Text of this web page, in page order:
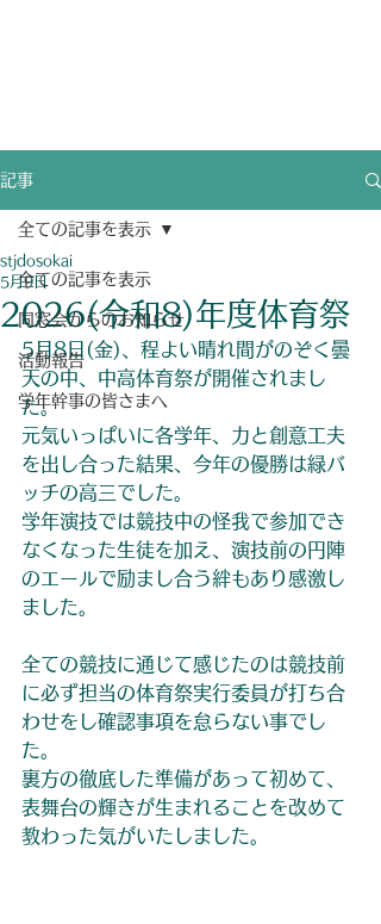
記事
全ての記事を表示
同窓会からのお知らせ
活動報告
学年幹事の皆さまへ
全ての記事を表示
2026(令和8)年度体育祭
stjdosokai
5月9日
5月8日(金)、程よい晴れ間がのぞく曇
天の中、中高体育祭が開催されまし
た。
元気いっぱいに各学年、力と創意工夫
を出し合った結果、今年の優勝は緑バ
ッチの高三でした。
学年演技では競技中の怪我で参加でき
なくなった生徒を加え、演技前の円陣
のエールで励まし合う絆もあり感激し
ました。
全ての競技に通じて感じたのは競技前
に必ず担当の体育祭実行委員が打ち合
わせをし確認事項を怠らない事でし
た。
裏方の徹底した準備があって初めて、
表舞台の輝きが生まれることを改めて
教わった気がいたしました。